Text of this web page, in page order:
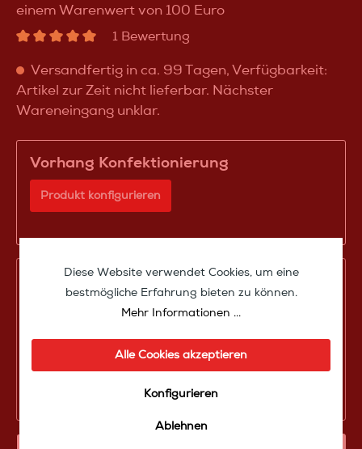
einem Warenwert von 100 Euro
1 Bewertung
Versandfertig in ca. 99 Tagen, Verfügbarkeit:
Artikel zur Zeit nicht lieferbar. Nächster
Wareneingang unklar.
Vorhang Konfektionierung
Produkt konfigurieren
Ihre Konfiguration
Produktpreis
Diese Website verwendet Cookies, um eine
bestmögliche Erfahrung bieten zu können.
Mehr Informationen ...
Alle Cookies akzeptieren
Konfigurieren
Ablehnen